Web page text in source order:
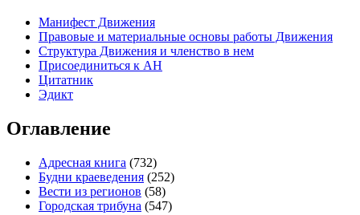
Манифест Движения
Правовые и материальные основы работы Движения
Структура Движения и членство в нем
Присоединиться к АН
Цитатник
Эдикт
Оглавление
Адресная книга (732)
Будни краеведения (252)
Вести из регионов (58)
Городская трибуна (547)